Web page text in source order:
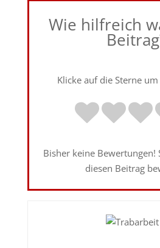
Wie hilfreich
Klicke auf die Sterne
Bisher keine Bewertungen!
diesen Beitrag